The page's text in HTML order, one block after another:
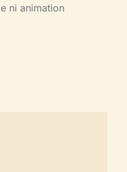
ni animation